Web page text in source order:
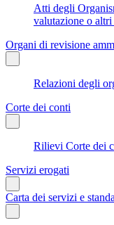
Atti degli
valutazione o
Organi di revisione
Relazioni degli
Corte dei conti
Rilievi Corte dei
Servizi erogati
Carta dei servizi e